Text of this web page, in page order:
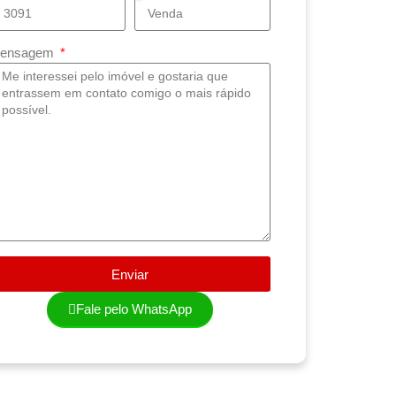
Enviar
Fale pelo WhatsApp